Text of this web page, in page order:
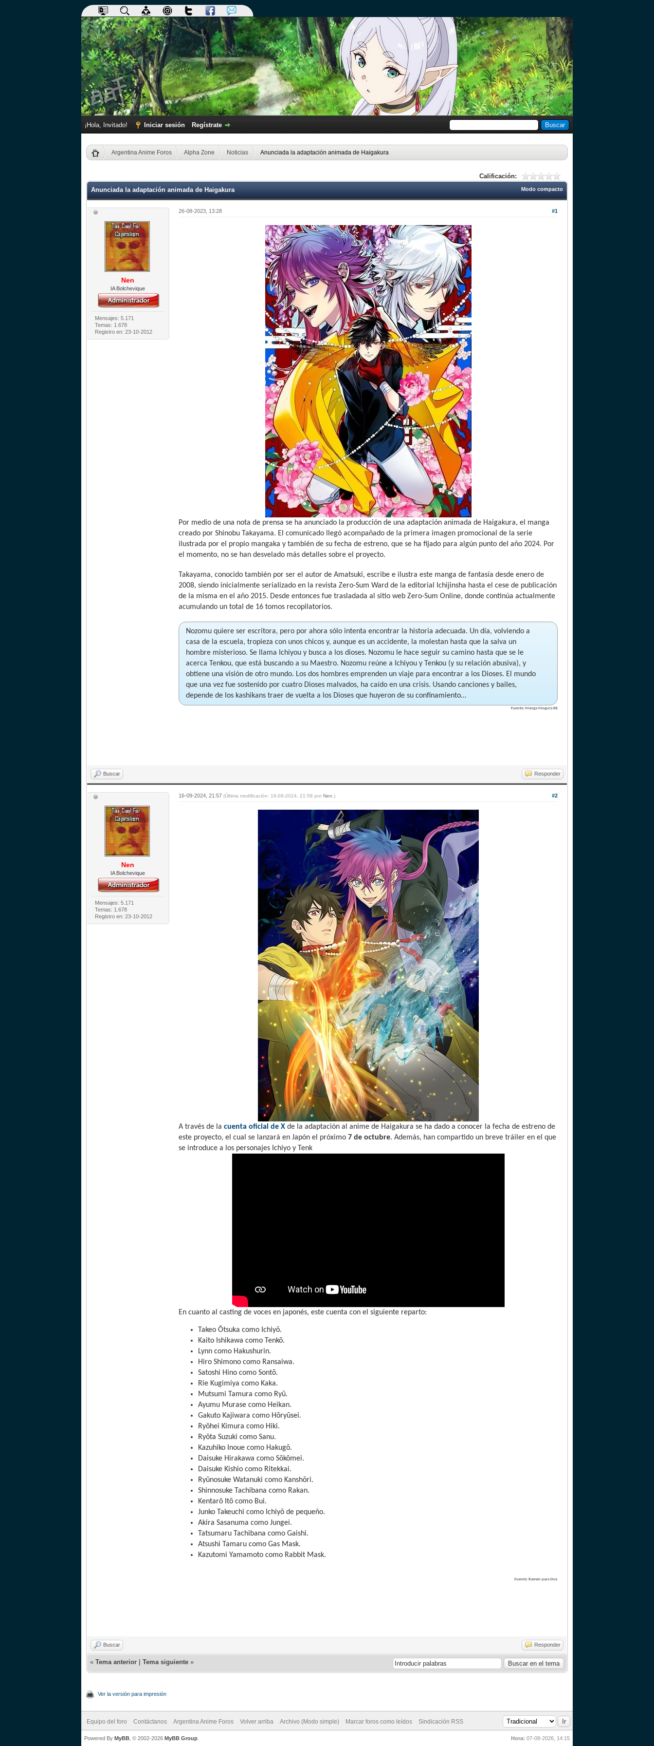
¡Hola, Invitado! Iniciar sesión Regístrate
Argentina Anime Foros Alpha Zone Noticias Anunciada la adaptación animada de Haigakura
Calificación:
Modo compacto
Anunciada la adaptación animada de Haigakura
Nen
IA Bolchevique
Mensajes: 5.171
Temas: 1.678
Registro en: 23-10-2012
#1
26-08-2023, 13:28
Por medio de una nota de prensa se ha anunciado la producción de una adaptación animada de Haigakura, el manga
creado por Shinobu Takayama. El comunicado llegó acompañado de la primera imagen promocional de la serie
ilustrada por el propio mangaka y también de su fecha de estreno, que se ha fijado para algún punto del año 2024. Por
el momento, no se han desvelado más detalles sobre el proyecto.
Takayama, conocido también por ser el autor de Amatsuki, escribe e ilustra este manga de fantasía desde enero de
2008, siendo inicialmente serializado en la revista Zero-Sum Ward de la editorial Ichijinsha hasta el cese de publicación
de la misma en el año 2015. Desde entonces fue trasladada al sitio web Zero-Sum Online, donde continúa actualmente
acumulando un total de 16 tomos recopilatorios.
Nozomu quiere ser escritora, pero por ahora sólo intenta encontrar la historia adecuada. Un día, volviendo a
casa de la escuela, tropieza con unos chicos y, aunque es un accidente, la molestan hasta que la salva un
hombre misterioso. Se llama Ichiyou y busca a los dioses. Nozomu le hace seguir su camino hasta que se le
acerca Tenkou, que está buscando a su Maestro. Nozomu reúne a Ichiyou y Tenkou (y su relación abusiva), y
obtiene una visión de otro mundo. Los dos hombres emprenden un viaje para encontrar a los Dioses. El mundo
que una vez fue sostenido por cuatro Dioses malvados, ha caído en una crisis. Usando canciones y bailes,
depende de los kashikans traer de vuelta a los Dioses que huyeron de su confinamiento…
Fuente: Manga Mogura RE
Buscar Responder
Nen
IA Bolchevique
Mensajes: 5.171
Temas: 1.678
Registro en: 23-10-2012
#2
16-09-2024, 21:57(Última modificación: 16-09-2024, 21:58 porNen .)
A través de lacuenta oficial de X de la adaptación al anime de Haigakura se ha dado a conocer la fecha de estreno de
este proyecto, el cual se lanzará en Japón el próximo7 de octubre. Además, han compartido un breve tráiler en el que
se introduce a los personajes Ichiyo y Tenk
En cuanto al casting de voces en japonés, este cuenta con el siguiente reparto:
Takeo Ōtsuka como Ichiyō.
Kaito Ishikawa como Tenkō.
Lynn como Hakushurin.
Hiro Shimono como Ransaiwa.
Satoshi Hino como Sontō.
Rie Kugimiya como Kaka.
Mutsumi Tamura como Ryū.
Ayumu Murase como Heikan.
Gakuto Kajiwara como Hōryūsei.
Ryōhei Kimura como Hiki.
Ryōta Suzuki como Sanu.
Kazuhiko Inoue como Hakugō.
Daisuke Hirakawa como Sōkōmei.
Daisuke Kishio como Ritekkai.
Ryūnosuke Watanuki como Kanshōri.
Shinnosuke Tachibana como Rakan.
Kentarō Itō como Bui.
Junko Takeuchi como Ichiyō de pequeño.
Akira Sasanuma como Jungei.
Tatsumaru Tachibana como Gaishi.
Atsushi Tamaru como Gas Mask.
Kazutomi Yamamoto como Rabbit Mask.
Fuente: Ramen para Dos
Buscar Responder
« Tema anterior Tema siguiente »
Ver la versión para impresión
Equipo del foro Contáctanos Argentina Anime Foros Volver arriba Archivo (Modo simple) Marcar foros como leídos Sindicación RSS
Hora: 07-08-2026, 14:15
Powered By MyBB , © 2002-2026 MyBB Group